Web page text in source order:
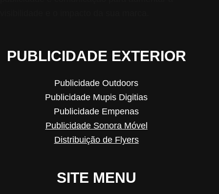
PUBLICIDADE EXTERIOR
Publicidade Outdoors
Publicidade Mupis Digitias
Publicidade Empenas
Publicidade Sonora Móvel
Distribuição de Flyers
SITE MENU